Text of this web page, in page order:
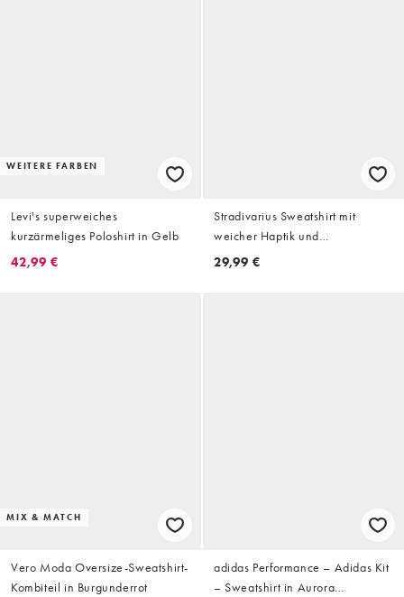
WEITERE FARBEN
Levi's superweiches
kurzärmeliges Poloshirt in Gelb
42,99 €
Stradivarius Sweatshirt mit
weicher Haptik und
Reißverschluss in Beige
29,99 €
MIX & MATCH
Vero Moda Oversize-Sweatshirt-
Kombiteil in Burgunderrot
adidas Performance – Adidas Kit
– Sweatshirt in Aurora